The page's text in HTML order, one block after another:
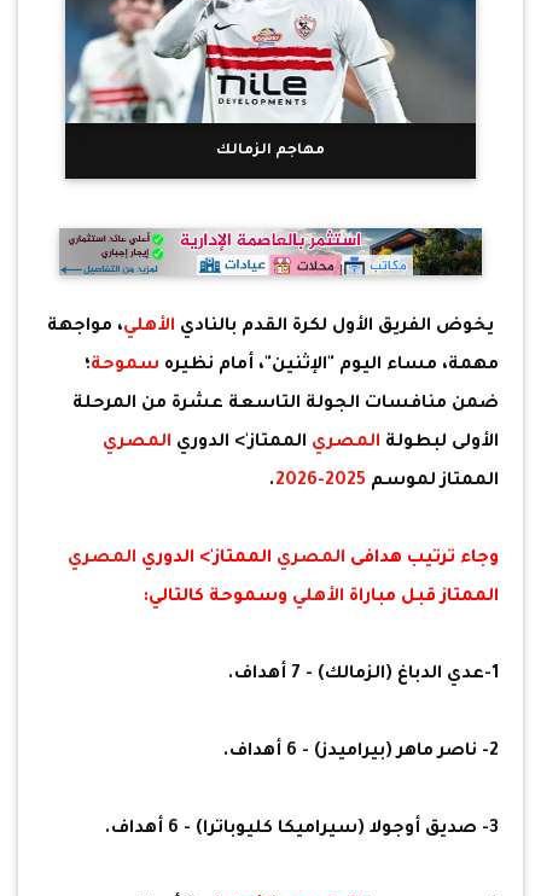
مهاجم الزمالك
يخوض الفريق الأول لكرة القدم بالنادي الأهلي، مواجهة
مهمة، مساء اليوم "الإثنين"، أمام نظيره سموحة؛
ضمن منافسات الجولة التاسعة عشرة من المرحلة
الأولى لبطولة المصري الممتاز'> الدوري المصري
الممتاز لموسم
.
وجاء ترتيب هدافى المصري الممتاز'> الدوري المصري
الممتاز قبل مباراة الأهلي وسموحة كالتالي:
1-عدي الدباغ (الزمالك) - 7 أهداف.
2- ناصر ماهر (بيراميدز) - 6 أهداف.
3- صديق أوجولا (سيراميكا كليوباترا) - 6 أهداف.